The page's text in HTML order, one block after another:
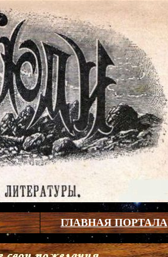
ГЛАВНАЯ ПОРТАЛА